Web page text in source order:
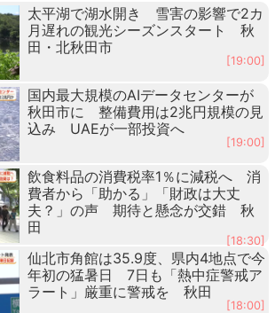
太平湖で湖水開き 雪害の影響で2カ
月遅れの観光シーズンスタート 秋
田・北秋田市
[19:00]
国内最大規模のAIデータセンターが
秋田市に 整備費用は2兆円規模の見
込み UAEが一部投資へ
[19:00]
飲食料品の消費税率1％に減税へ 消
費者から「助かる」「財政は大丈
夫？」の声 期待と懸念が交錯 秋
田
[18:30]
仙北市角館は35.9度、県内4地点で今
年初の猛暑日 7日も「熱中症警戒ア
ラート」厳重に警戒を 秋田
[18:00]